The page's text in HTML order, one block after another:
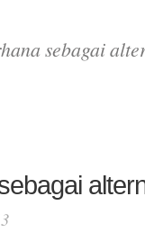
sebagai